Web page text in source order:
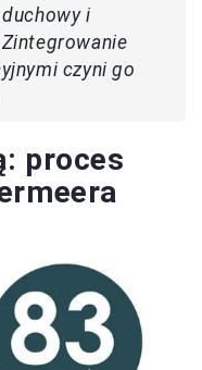
i
czyni go
proces